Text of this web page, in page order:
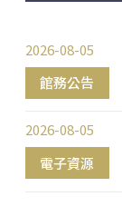
館務公告
2026-08-05
電子資源
2026-08-05